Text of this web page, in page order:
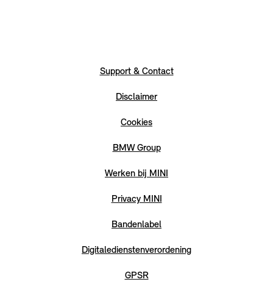
Support & Contact
Disclaimer
Cookies
BMW Group
Werken bij MINI
Privacy MINI
Bandenlabel
Digitaledienstenverordening
GPSR